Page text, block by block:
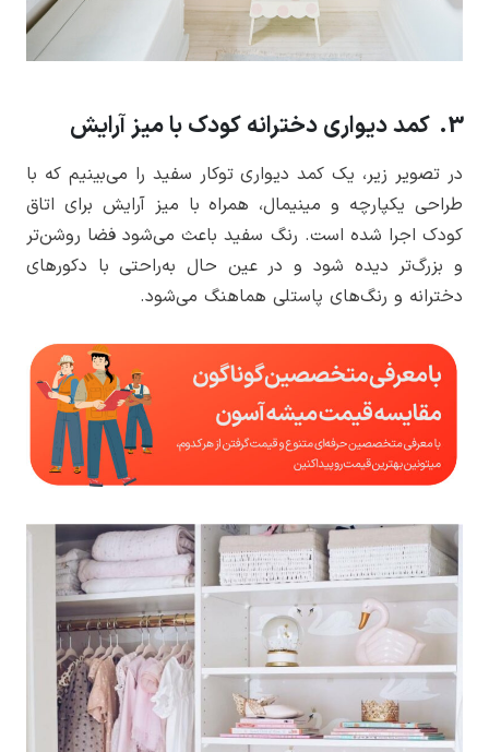
3. کمد دیواری دخترانه کودک با میز آرایش
در تصویر زیر، یک کمد دیواری توکار سفید را می‌بینیم که با
طراحی یکپارچه و مینیمال، همراه با میز آرایش برای اتاق
کودک اجرا شده است. رنگ سفید باعث می‌شود فضا روشن‌تر
و بزرگ‌تر دیده شود و در عین حال به‌راحتی با دکورهای
دخترانه و رنگ‌های پاستلی هماهنگ می‌شود.